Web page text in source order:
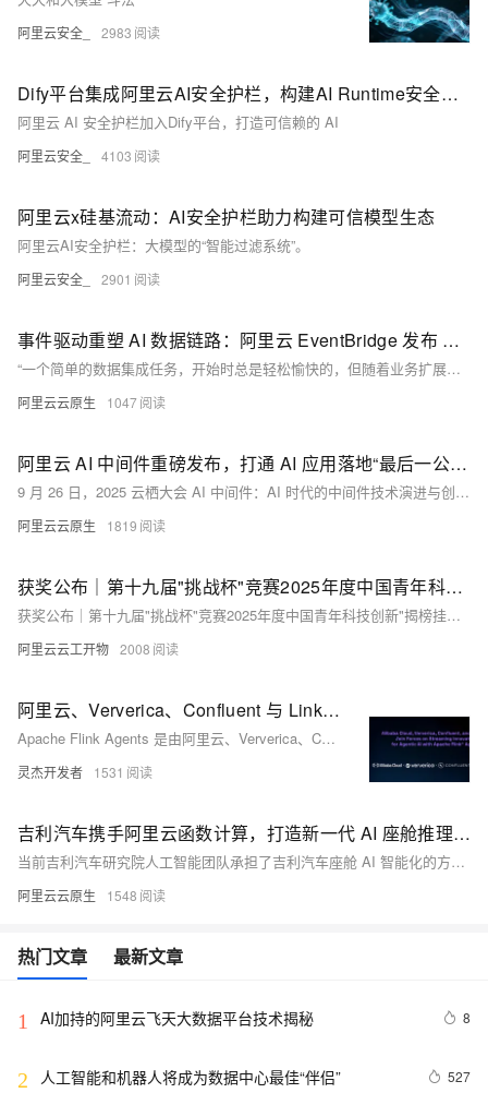
阿里云安全_ 2983
Dify平台集成阿里云AI安全护栏，构建AI Runtime安全防线
阿里云 AI 安全护栏加入Dify平台，打造可信赖的 AI
阿里云安全_ 4103
阿里云x硅基流动：AI安全护栏助力构建可信模型生态
阿里云AI安全护栏：大模型的“智能过滤系统”。
阿里云安全_ 2901
事件驱动重塑 AI 数据链路：阿里云 EventBridge 发布 AI ETL 新范式
“一个简单的数据集成任务，开始时总是轻松愉快的，但随着业务扩展，数据源越来越多，格式越来越乱，整个数据链路就会变得一团糟。”陈涛在演讲中指出了当前 AI 数据处理的普遍困境。扩展难、运维难、稳定性差，这三大挑战已成为制约 AI 应用创新和落地的关键瓶颈。针对这些痛点，在2025云栖大会期间，阿里云重磅发布了事件驱动 AI ETL 新范式，其核心产品 EventBridge 通过深度集成 AI 能力，为开发者提供了一套革命性的解决方案，旨在彻底改变 AI 时代的数据准备与处理方式。
阿里云云原生 1047
阿里云 AI 中间件重磅发布，打通 AI 应用落地“最后一公里”
9 月 26 日，2025 云栖大会 AI 中间件：AI 时代的中间件技术演进与创新实践论坛上，阿里云智能集团资深技术专家林清山发表主题演讲《未来已来：下一代 AI 中间件重磅发布，解锁 AI 应用架构新范式》，重磅发布阿里云 AI 中间件，提供面向分布式多 Agent 架构的基座，包括：AgentScope-Java（兼容 Spring AI Alibaba 生态），AI MQ（基于Apache RocketMQ 的 AI 能力升级），AI 网关 Higress，AI 注册与配置中心 Nacos，以及覆盖模型与算力的 AI 可观测体系。
阿里云云原生 1819
获奖公布｜第十九届"挑战杯"竞赛2025年度中国青年科技创新"揭榜挂帅"擂台赛阿里云“AI技术助力乡村振兴”专题赛拟授奖名单公示
获奖公布｜第十九届"挑战杯"竞赛2025年度中国青年科技创新"揭榜挂帅"擂台赛阿里云“AI技术助力乡村振兴”专题赛拟授奖名单公示
阿里云云工开物 2008
阿里云、Ververica、Confluent 与 LinkedIn 携手推进流式创新，共筑基于 Apache Flink Agents 的智能体 AI 未来
Apache Flink Agents 是由阿里云、Ververica、Confluent 与 LinkedIn 联合推出的开源子项目，旨在基于 Flink 构建可扩展、事件驱动的生产级 AI 智能体框架，实现数据与智能的实时融合。
灵杰开发者 1531
吉利汽车携手阿里云函数计算，打造新一代 AI 座舱推理引擎
当前吉利汽车研究院人工智能团队承担了吉利汽车座舱 AI 智能化的方案建设，在和阿里云的合作中，基于星睿智算中心 2.0 的 23.5EFLOPS 强大算力，构建 AI 混合云架构，面向百万级用户的实时推理计算引入阿里云函数计算的 Serverless GPU 算力集群，共同为智能座舱的交互和娱乐功能提供大模型推理业务服务，涵盖的场景如针对模糊指令的复杂意图解析、文生图、情感 TTS 等。
阿里云云原生 1548
热门文章 最新文章
1 AI加持的阿里云飞天大数据平台技术揭秘 8
2 人工智能和机器人将成为数据中心最佳“伴侣” 527